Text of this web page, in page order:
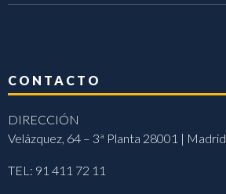
CONTACTO
DIRECCIÓN
Velázquez, 64 – 3ª Planta 28001 | Madrid
TEL: 91 411 72 11